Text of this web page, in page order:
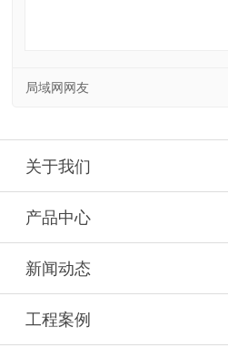
局域网网友
关于我们
产品中心
新闻动态
工程案例